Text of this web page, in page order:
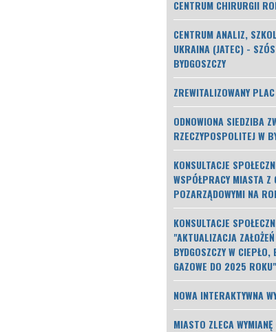
CENTRUM CHIRURGII
CENTRUM ANALIZ,
UKRAINA (JATEC) -
BYDGOSZCZY
ZREWITALIZOWANY
ODNOWIONA SIEDZIBA
RZECZYPOSPOLITEJ W
KONSULTACJE
WSPÓŁPRACY MIASTA Z
POZARZĄDOWYMI NA
KONSULTACJE
"AKTUALIZACJA
BYDGOSZCZY W
GAZOWE DO 2025
NOWA INTERAKTYWNA
MIASTO ZLECA